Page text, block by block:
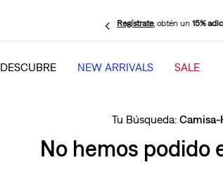
Regístrate, obtén un15%
DESCUBRE NEW ARRIVALS SALE
No hemos podido
1.
2